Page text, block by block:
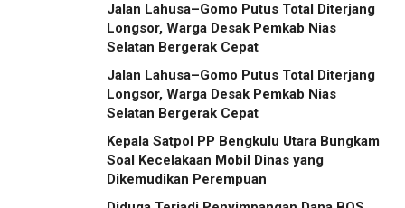
Jalan Lahusa–Gomo Putus Total Diterjang
Longsor, Warga Desak Pemkab Nias
Selatan Bergerak Cepat
Jalan Lahusa–Gomo Putus Total Diterjang
Longsor, Warga Desak Pemkab Nias
Selatan Bergerak Cepat
Kepala Satpol PP Bengkulu Utara Bungkam
Soal Kecelakaan Mobil Dinas yang
Dikemudikan Perempuan